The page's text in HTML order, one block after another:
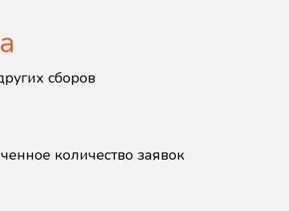
сборов
количество заявок